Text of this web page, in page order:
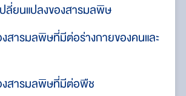
ลี่ยนแปลงของสารมลพิษ
สารมลพิษที่มีต่อร่างกายของคนและ
งสารมลพิษที่มีต่อพืช